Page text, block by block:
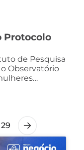
Protocolo
de Pesquisa
Observatório
29